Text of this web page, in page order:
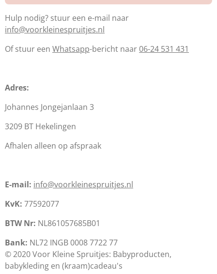
Hulp nodig? stuur een e-mail naar
info@voorkleinespruitjes.nl
Of stuur een Whatsapp-bericht naar 06-24 531 431
Adres:
Johannes Jongejanlaan 3
3209 BT Hekelingen
Afhalen alleen op afspraak
E-mail: info@voorkleinespruitjes.nl
KvK: 77592077
BTW Nr: NL861057685B01
Bank: NL72 INGB 0008 7722 77
© 2020 Voor Kleine Spruitjes: Babyproducten,
babykleding en (kraam)cadeau's